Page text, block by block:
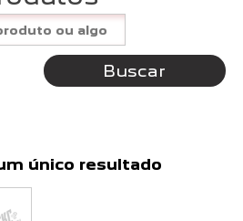
Buscar
único resultado